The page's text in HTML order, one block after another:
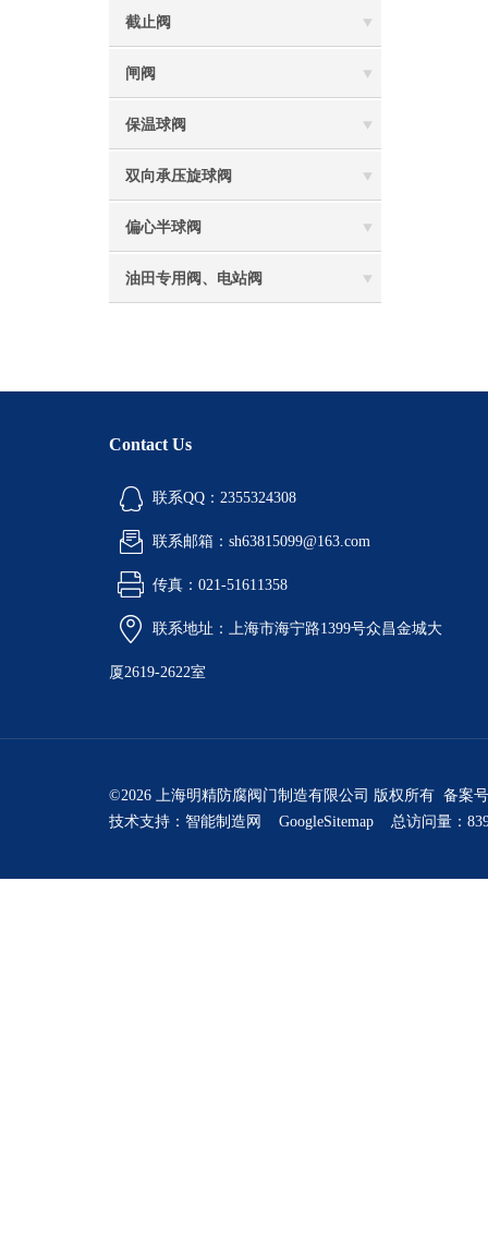
截止阀
闸阀
保温球阀
双向承压旋球阀
偏心半球阀
油田专用阀、电站阀
Contact Us
联系QQ：2355324308
联系邮箱：sh63815099@163.com
传真：021-51611358
联系地址：上海市海宁路1399号众昌金城大
厦2619-2622室
©2026 上海明精防腐阀门制造有限公司 版权所有 备案
技术支持： 智能制造网 GoogleSitemap 总访问量：